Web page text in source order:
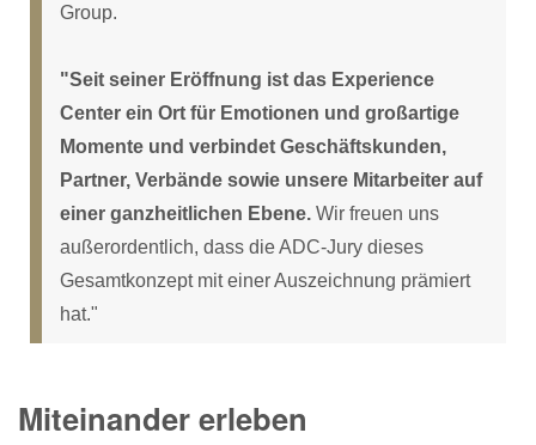
Group.
"Seit seiner Eröffnung ist das Experience
Center ein Ort für Emotionen und großartige
Momente und verbindet Geschäftskunden,
Partner, Verbände sowie unsere Mitarbeiter auf
einer ganzheitlichen Ebene. Wir freuen uns
außerordentlich, dass die ADC-Jury dieses
Gesamtkonzept mit einer Auszeichnung prämiert
hat."
Miteinander erleben